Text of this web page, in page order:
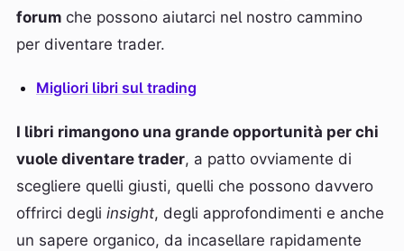
forum che possono aiutarci nel nostro cammino
per diventare trader.
Migliori libri sul trading
I libri rimangono una grande opportunità per chi
vuole diventare trader, a patto ovviamente di
scegliere quelli giusti, quelli che possono davvero
offrirci degli insight, degli approfondimenti e anche
un sapere organico, da incasellare rapidamente